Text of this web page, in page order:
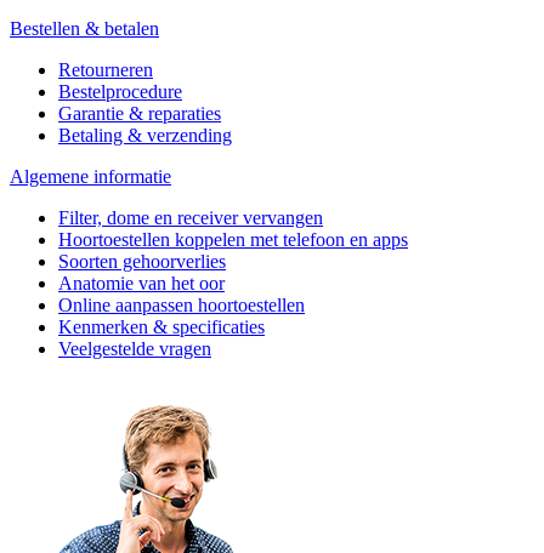
Bestellen & betalen
Retourneren
Bestelprocedure
Garantie & reparaties
Betaling & verzending
Algemene informatie
Filter, dome en receiver vervangen
Hoortoestellen koppelen met telefoon en apps
Soorten gehoorverlies
Anatomie van het oor
Online aanpassen hoortoestellen
Kenmerken & specificaties
Veelgestelde vragen